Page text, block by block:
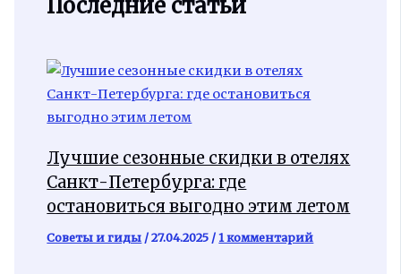
Последние статьи
Лучшие сезонные скидки в отелях
Санкт-Петербурга: где
остановиться выгодно этим летом
Советы и гиды /27.04.2025 /1 комментарий